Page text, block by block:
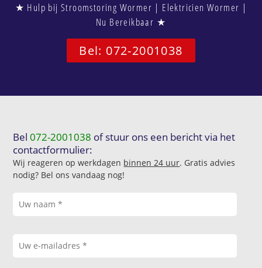
★ Hulp bij Stroomstoring Wormer | Elektricien Wormer |
Nu Bereikbaar ★
Bel: 072-2001038
Bel072-2001038 of stuur ons een bericht via het
contactformulier:
Wij reageren op werkdagen binnen 24 uur. Gratis advies
nodig? Bel ons vandaag nog!